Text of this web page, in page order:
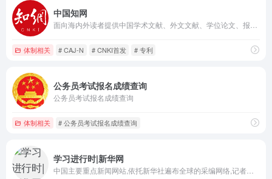
中国知网
体制相关 # CAJ-N # CNKI首发 # 专利
公务员考试报名成绩查询
公务员考试报名成绩查询
体制相关 # 公务员考试报名成绩查询
学习进行时|新华网